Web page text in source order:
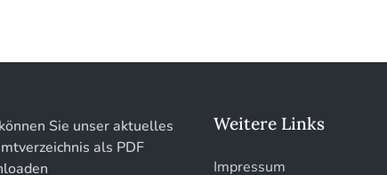
können Sie unser aktuelles
als PDF
Weitere Links
Impressum